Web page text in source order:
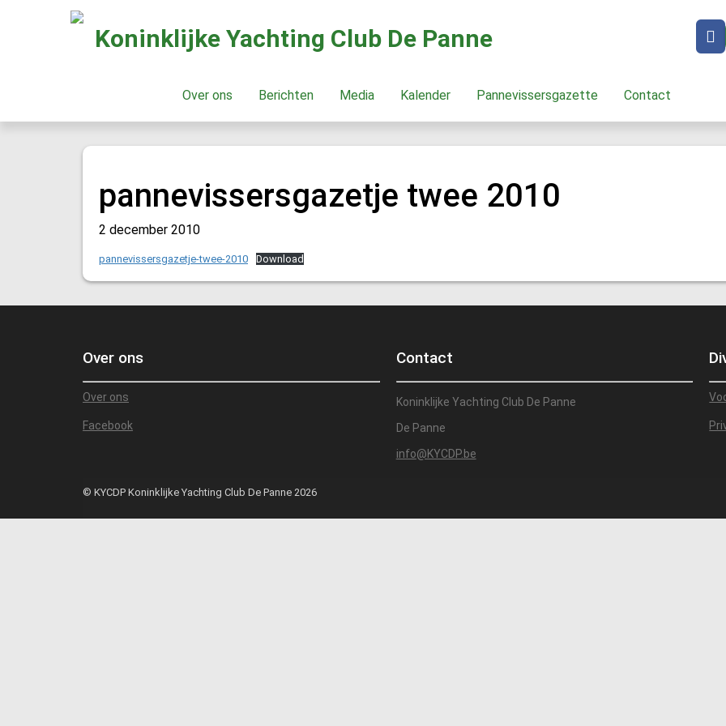
Koninklijke Yachting Club De Panne
Over ons Berichten Media Kalender Pannevissersgazette Contact
pannevissersgazetje twee 2010
2 december 2010
pannevissersgazetje-twee-2010 Download
Over ons
Over ons
Facebook
Contact
Koninklijke Yachting Club De Panne
De Panne
info@KYCDP.be
© KYCDP Koninklijke Yachting Club De Panne 2026